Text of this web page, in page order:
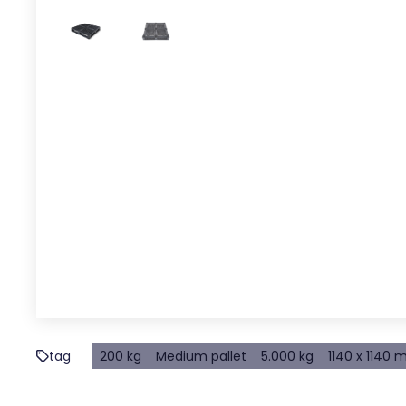
tag 200 kg Medium pallet 5.000 kg 1140 x 1140